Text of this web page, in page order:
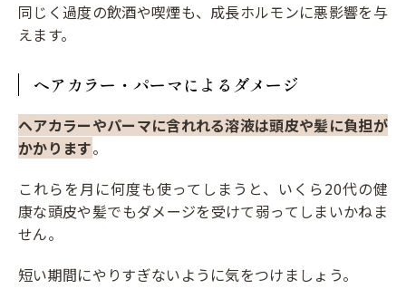
同じく過度の飲酒や喫煙も、成長ホルモンに悪影響を与
えます。
ヘアカラー・パーマによるダメージ
ヘアカラーやパーマに含れれる溶液は頭皮や髪に負担が
かかります。
これらを月に何度も使ってしまうと、いくら20代の健
康な頭皮や髪でもダメージを受けて弱ってしまいかねま
せん。
短い期間にやりすぎないように気をつけましょう。